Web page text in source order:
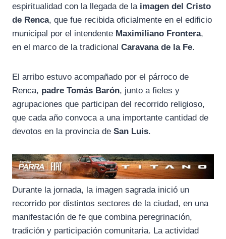
e
b
e
g
t
s
espiritualidad con la llegada de la imagen del Cristo
de Renca, que fue recibida oficialmente en el edificio
municipal por el intendente Maximiliano Frontera,
en el marco de la tradicional Caravana de la Fe.
El arribo estuvo acompañado por el párroco de
Renca, padre Tomás Barón, junto a fieles y
agrupaciones que participan del recorrido religioso,
que cada año convoca a una importante cantidad de
devotos en la provincia de San Luis.
Durante la jornada, la imagen sagrada inició un
recorrido por distintos sectores de la ciudad, en una
manifestación de fe que combina peregrinación,
tradición y participación comunitaria. La actividad